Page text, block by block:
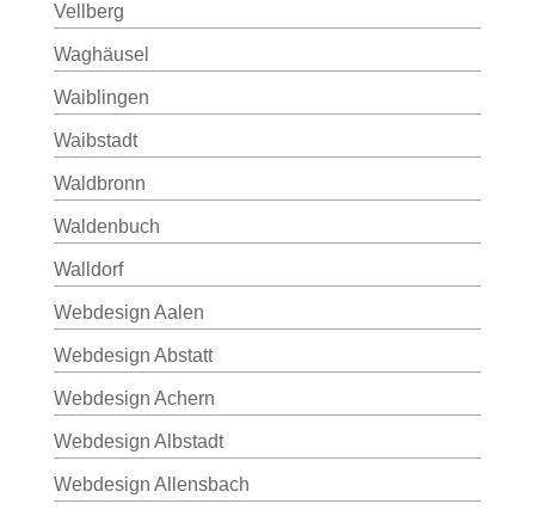
Vellberg
Waghäusel
Waiblingen
Waibstadt
Waldbronn
Waldenbuch
Walldorf
Webdesign Aalen
Webdesign Abstatt
Webdesign Achern
Webdesign Albstadt
Webdesign Allensbach